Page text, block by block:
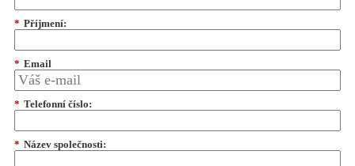
* Příjmení:
* Email
* Telefonní číslo:
* Název společnosti: